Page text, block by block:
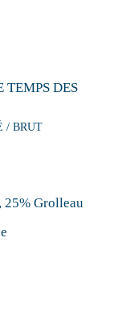
TEMPS DES
/ BRUT
25% Grolleau